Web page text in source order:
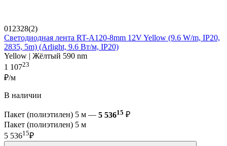
012328(2)
Светодиодная лента RT-A120-8mm 12V Yellow (9.6 W/m, IP20,
2835, 5m) (Arlight, 9.6 Вт/м, IP20)
Yellow | Жёлтый 590 nm
1 10723
₽/м
В наличии
Пакет (полиэтилен) 5 м — 5 53615 ₽
Пакет (полиэтилен) 5 м
5 53615₽